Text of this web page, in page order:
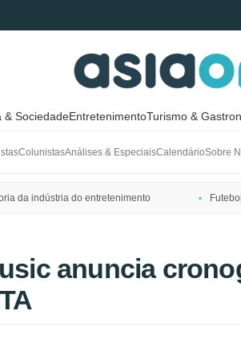
& SociedadeEntretenimentoTurismo &
ColunistasAnálises & EspeciaisCalendárioSobre
da indústria do entretenimento
anuncia